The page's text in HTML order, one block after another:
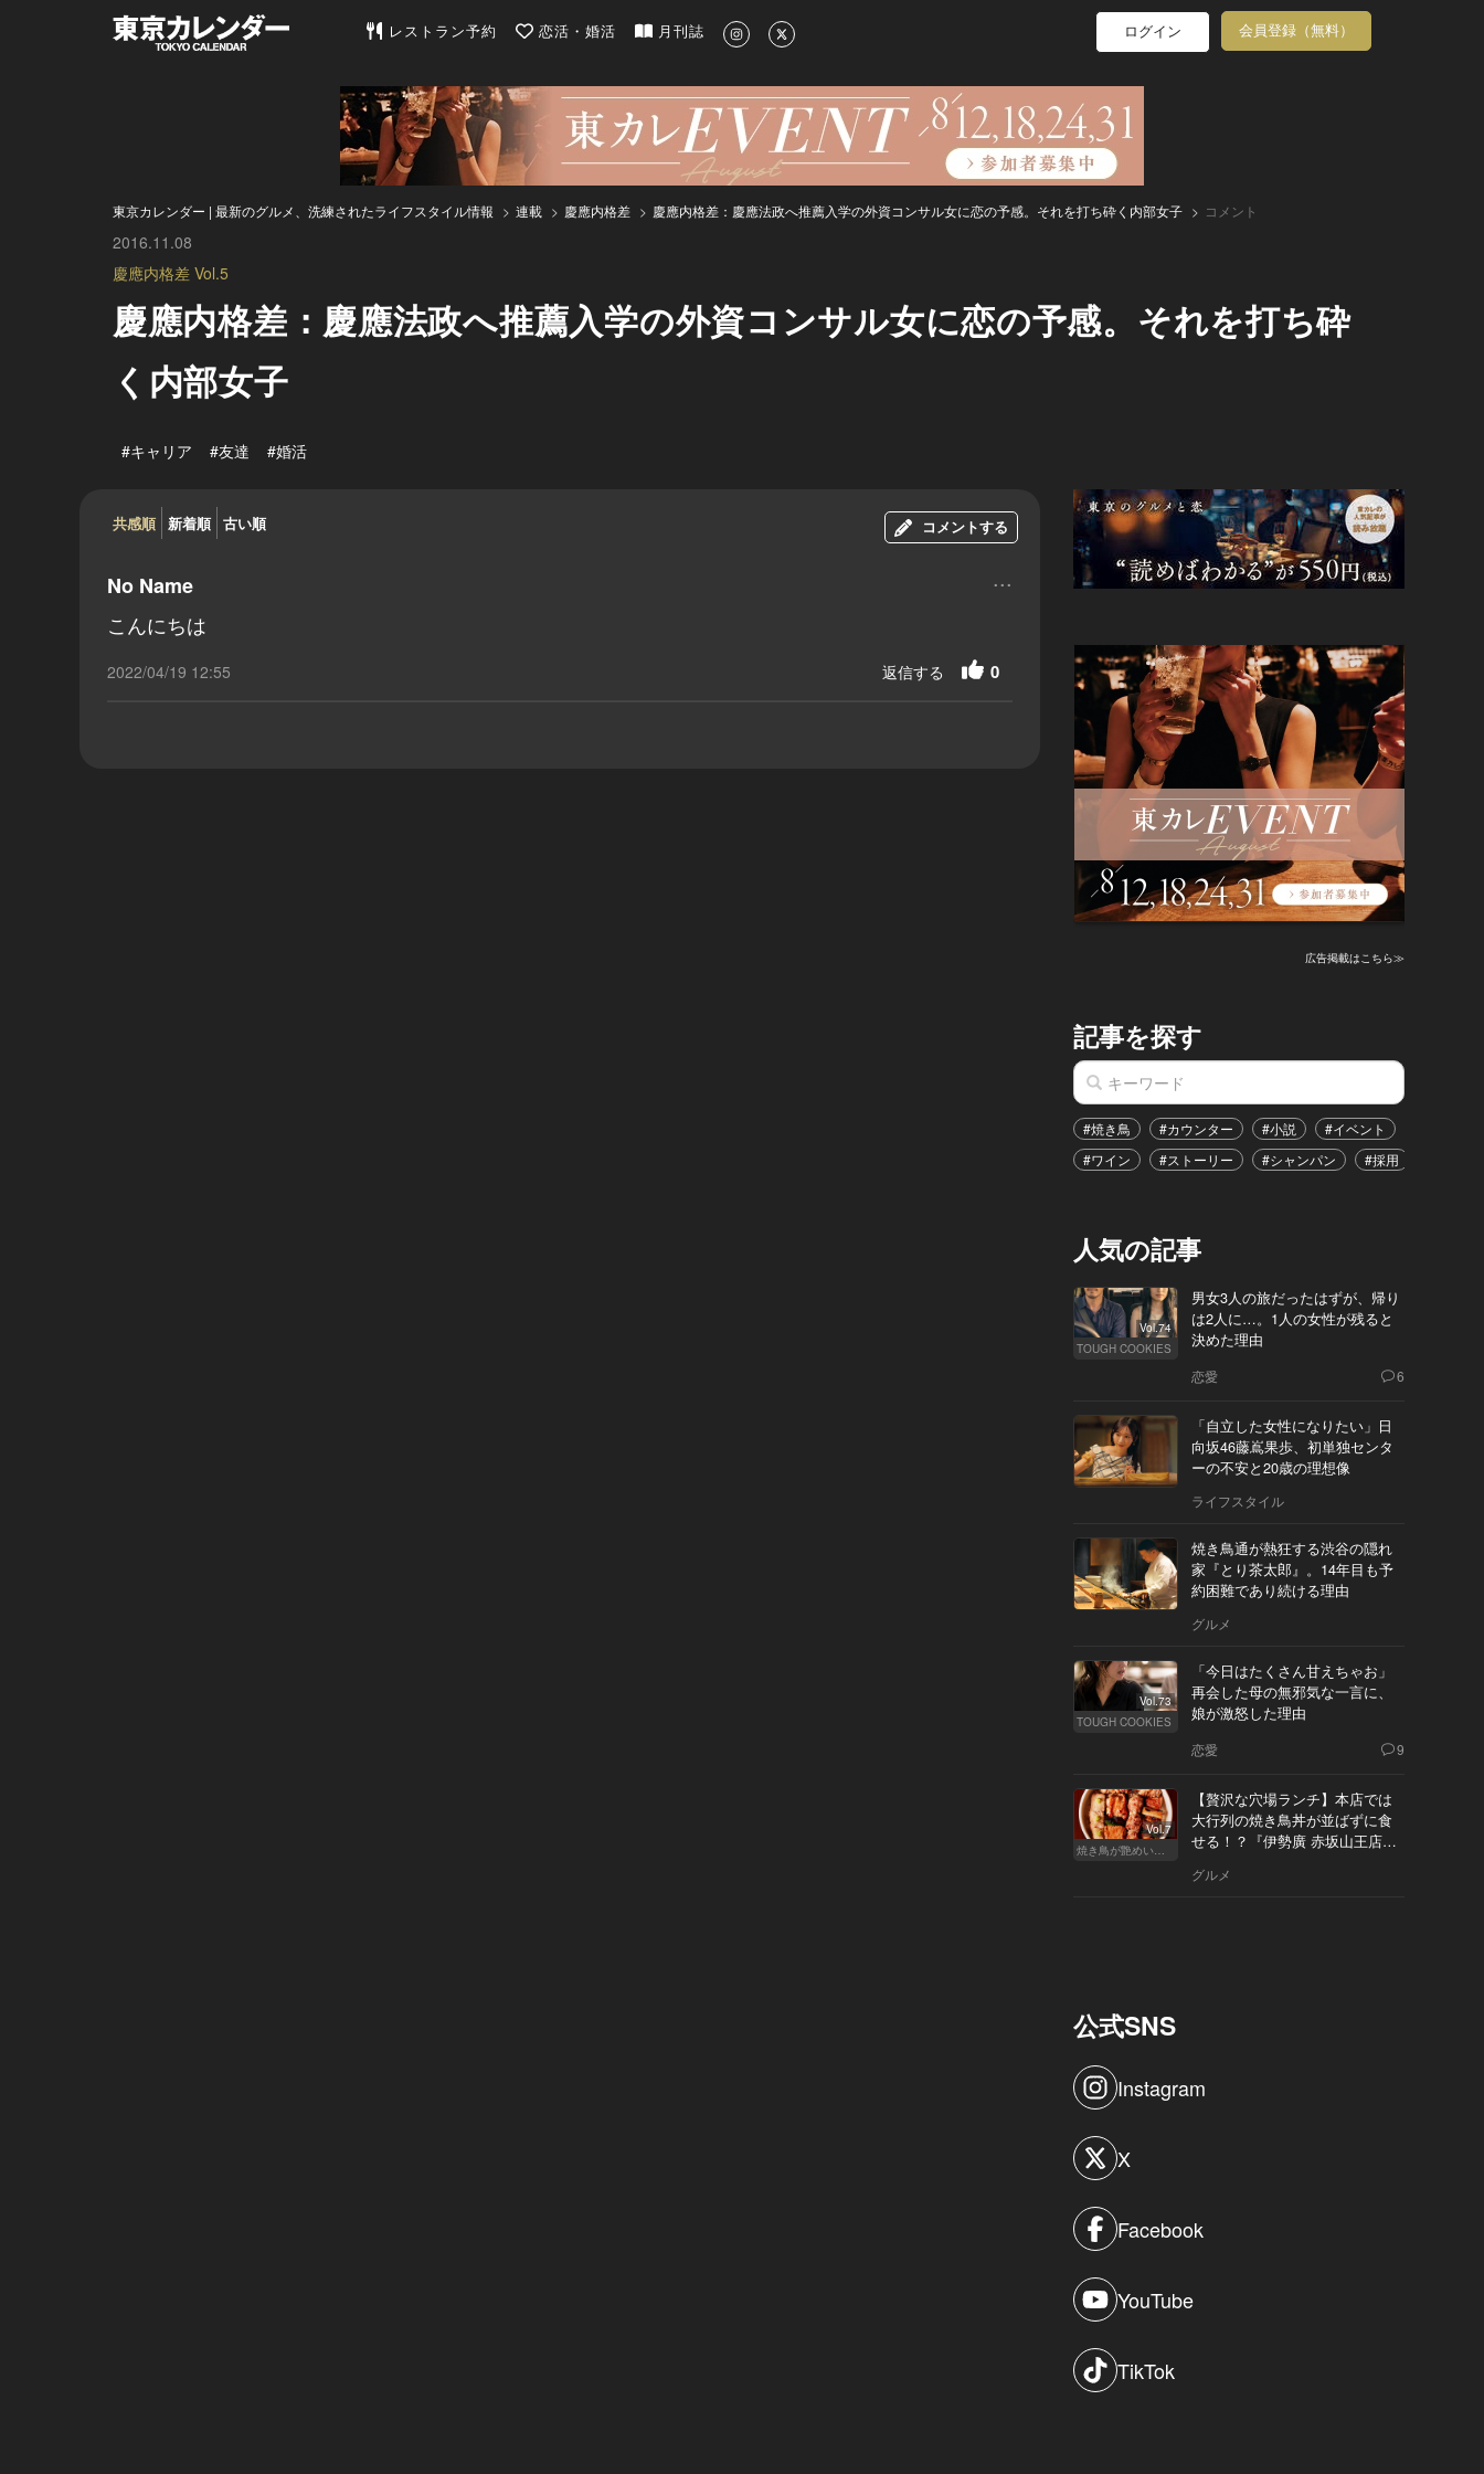
東京カレンダー | 最新のグルメ、洗練されたライフスタイル情報
レストラン予約 恋活・婚活 月刊誌 ログイン 会員登録（無料）
東京カレンダー | 最新のグルメ、洗練されたライフスタイル情報 連載 慶應内格差 慶應内格差：慶應法政へ推薦入学の外資コンサル女に恋の予感。それを打ち砕く内部女子 コメント
2016.11.08
慶應内格差 Vol.5
慶應内格差：慶應法政へ推薦入学の外資コンサル女に恋の予感。それを打ち砕
く内部女子
#キャリア #友達 #婚活
共感順 新着順 古い順 コメントする
No Name ...
こんにちは
2022/04/19 12:55 0
返信する
広告掲載はこちら≫
記事を探す
#焼き鳥 #カウンター #小説 #イベント
#ワイン
#ストーリー #シャンパン #採用
人気の記事
Vol.74
TOUGH COOKIES
男女3人の旅だったはずが、帰り
は2人に…。1人の女性が残ると
決めた理由
恋愛 6
「自立した女性になりたい」日
向坂46藤嶌果歩、初単独センタ
ーの不安と20歳の理想像
ライフスタイル
焼き鳥通が熱狂する渋谷の隠れ
家『とり茶太郎』。14年目も予
約困難であり続ける理由
グルメ
Vol.73
TOUGH COOKIES
「今日はたくさん甘えちゃお」
再会した母の無邪気な一言に、
娘が激怒した理由
恋愛 9
Vol.7
焼き鳥が艶めいてきた
【贅沢な穴場ランチ】本店では
大行列の焼き鳥丼が並ばずに食
せる！？『伊勢廣 赤坂山王店』
グルメ
公式SNS
Instagram
X
Facebook
YouTube
TikTok